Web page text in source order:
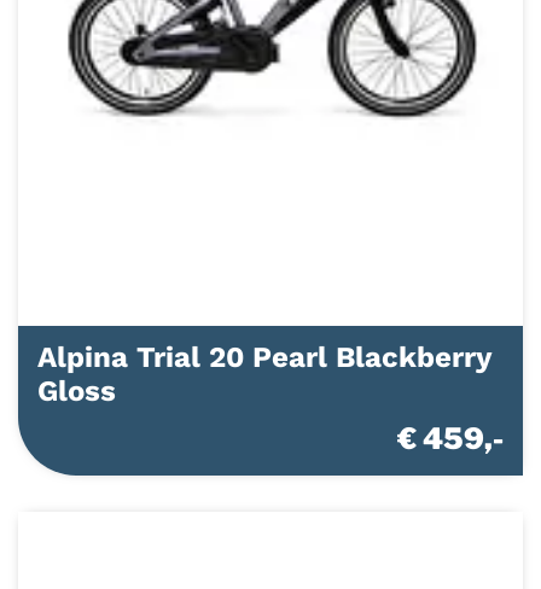
Alpina Trial 20 Pearl Blackberry
Gloss
€ 459,-